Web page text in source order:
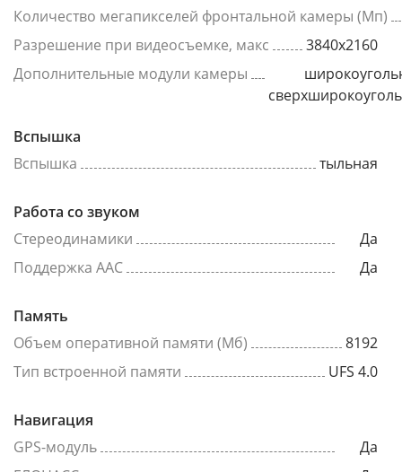
Количество мегапикселей фронтальной камеры (Мп)
Разрешение при видеосъемке, макс
3840x2160
Дополнительные модули камеры
Вспышка
Вспышка
тыльная
Работа со звуком
Стереодинамики
Да
Поддержка AAC
Да
Память
Объем оперативной памяти (Мб)
8192
Тип встроенной памяти
UFS 4.0
Навигация
GPS-модуль
Да